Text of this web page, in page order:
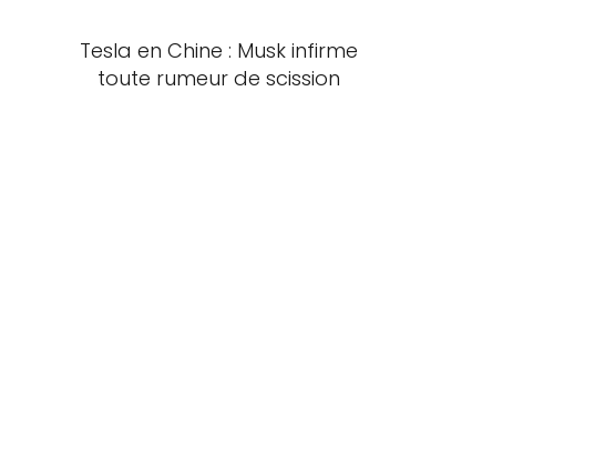
Tesla en Chine : Musk infirme
toute rumeur de scission